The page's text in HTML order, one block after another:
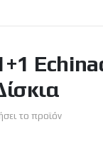
το προϊόν